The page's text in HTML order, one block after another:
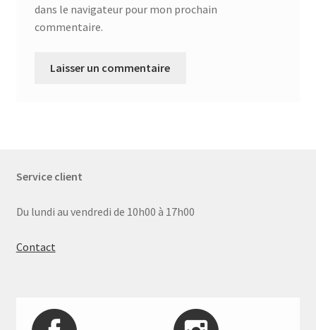
dans le navigateur pour mon prochain
commentaire.
Service client
Du lundi au vendredi de 10h00 à 17h00
Contact